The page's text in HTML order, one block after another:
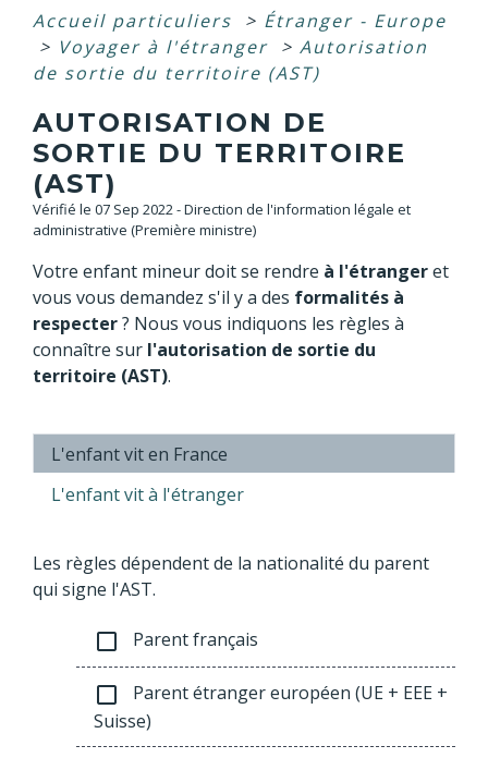
Accueil particuliers > Étranger - Europe
> Voyager à l'étranger > Autorisation
de sortie du territoire (AST)
AUTORISATION DE
SORTIE DU TERRITOIRE
(AST)
Vérifié le 07 Sep 2022 - Direction de l'information légale et
administrative (Première ministre)
Votre enfant mineur doit se rendre à l'étrangeret
vous vous demandez s'il y a des formalités à
respecter? Nous vous indiquons les règles à
connaître sur l'autorisation de sortie du
territoire (AST).
L'enfant vit en France
L'enfant vit à l'étranger
Les règles dépendent de la nationalité du parent
qui signe l'AST.
check_box_outline_blank Parent français
check_box_outline_blank
Parent étranger européen (UE + EEE +
Suisse)